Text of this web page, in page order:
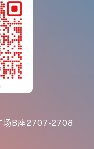
场B座2707-2708